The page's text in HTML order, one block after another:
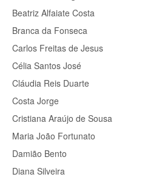
Beatriz Alfaiate Costa
Branca da Fonseca
Carlos Freitas de Jesus
Célia Santos José
Cláudia Reis Duarte
Costa Jorge
Cristiana Araújo de Sousa
Maria João Fortunato
Damião Bento
Diana Silveira